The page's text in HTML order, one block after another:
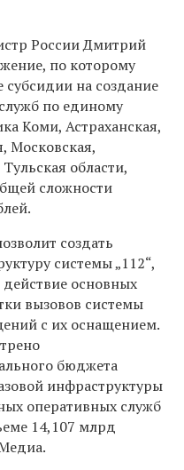
России Дмитрий
по которому
на создание
по единому
Коми, Астраханская,
Московская,
области,
сложности
создать
системы „112“,
основных
вызовов системы
с их оснащением.
бюджета
инфраструктуры
оперативных служб
14,107 млрд